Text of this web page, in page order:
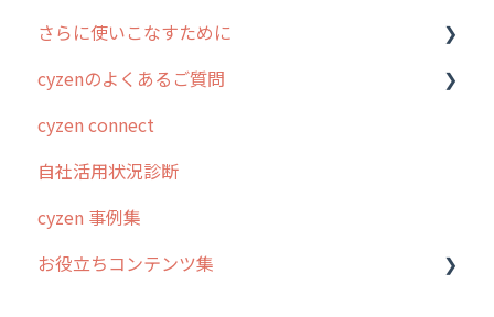
3. cyzenの位置情報取得について
4. cyzen利用前の準備：システム管理者編
5. 基本的な使い方：システム管理者編
6. 基本的な使い方：ユーザー編
7. 初心者向けよくある質問集
8. 用語集
行動管理
予定管理
スポット
ステータス・主観
報告書・行動種別
勤怠管理
ホーム画面
スポット
報告閲覧
予定
日報
履歴
行動管理
勤怠管理
予定管理
スポット
ステータス・主観
報告書・行動種別
さらに使いこなすために
はじめに
スポット・ステータス関連オプション
交通費自動計算
安全走行支援
写真管理・高画質化
cyzenのよくあるご質問
ログインについて
グループ・ユーザーについて
GPS・位置情報 について
ルート自動記録 について
cyzen connect
自社活用状況診断
cyzen 事例集
お役立ちコンテンツ集